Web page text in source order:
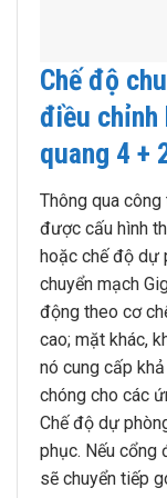
Chế độ
điều chỉnh
quang 4 +
Thông qua
được cấu hình
hoặc chế độ dự
chuyển mạch
động theo cơ
cao; mặt khác,
nó cung cấp
chóng cho các
Chế độ dự
phục. Nếu cổng
sẽ chuyển tiếp